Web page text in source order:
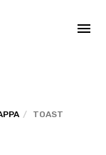
TOAST